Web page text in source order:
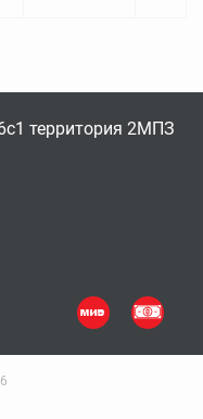
территория 2МПЗ